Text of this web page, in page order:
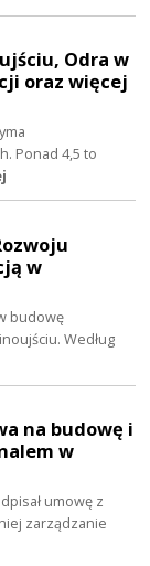
Odra w
oraz więcej
Ponad 4,5 to
w
budowę
Według
na budowę i
w
umowę z
zarządzanie